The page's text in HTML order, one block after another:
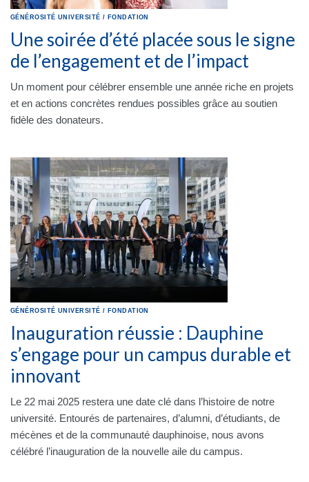
GÉNÉROSITÉ UNIVERSITÉ / FONDATION
Une soirée d’été placée sous le signe
de l’engagement et de l’impact
Un moment pour célébrer ensemble une année riche en projets
et en actions concrètes rendues possibles grâce au soutien
fidèle des donateurs.
GÉNÉROSITÉ UNIVERSITÉ / FONDATION
Inauguration réussie : Dauphine
s’engage pour un campus durable et
innovant
Le 22 mai 2025 restera une date clé dans l’histoire de notre
université. Entourés de partenaires, d’alumni, d’étudiants, de
mécènes et de la communauté dauphinoise, nous avons
célébré l’inauguration de la nouvelle aile du campus.